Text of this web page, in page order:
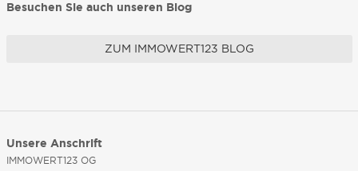
Besuchen Sie auch unseren Blog
ZUM IMMOWERT123 BLOG
Unsere Anschrift
IMMOWERT123 OG